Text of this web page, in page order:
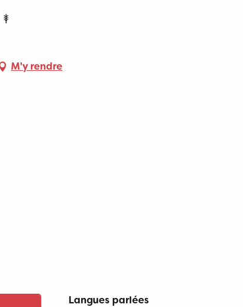
M'y rendre
Langues parlées
Langues parlées